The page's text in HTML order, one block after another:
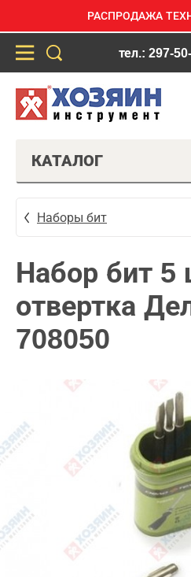
РАСПРОДАЖА
тел.: 297-
КАТАЛОГ
Наборы бит
Набор бит 5
отвертка
708050